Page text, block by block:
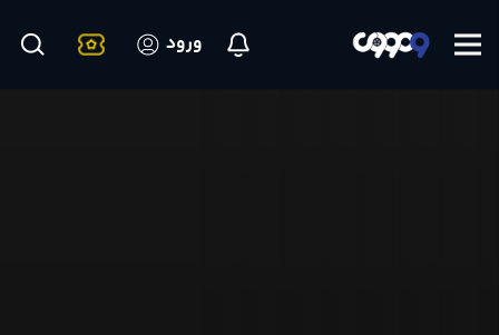
ورود